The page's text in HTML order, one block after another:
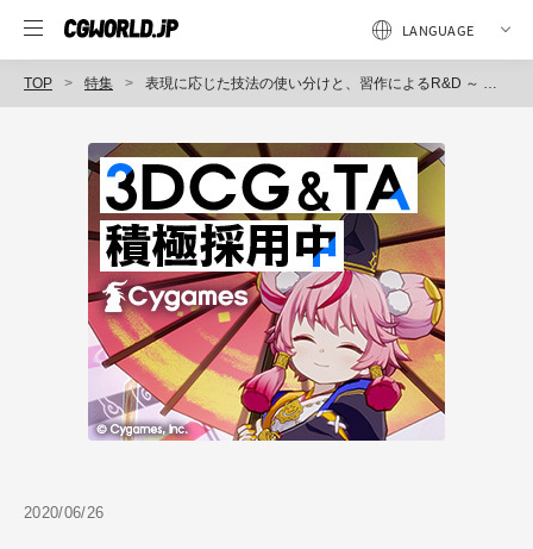
TOP 特集 表現に応じた技法の使い分けと、習作によるR&D ～ 日建設計 CGスタジオ
2020/06/26